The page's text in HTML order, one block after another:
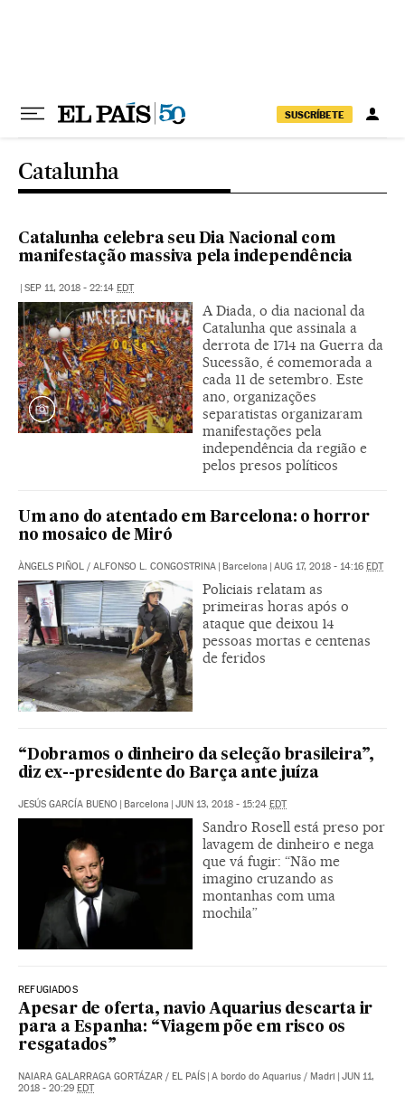
SUSCRÍBETE
Catalunha
Catalunha celebra seu Dia Nacional com
manifestação massiva pela independência
| SEP 11, 2018 - 22:14 EDT
A Diada, o dia nacional da
Catalunha que assinala a
derrota de 1714 na Guerra da
Sucessão, é comemorada a
cada 11 de setembro. Este
ano, organizações
separatistas organizaram
manifestações pela
independência da região e
pelos presos políticos
Um ano do atentado em Barcelona: o horror
no mosaico de Miró
ÀNGELS PIÑOL / ALFONSO L. CONGOSTRINA | Barcelona | AUG 17, 2018 - 14:16 EDT
Policiais relatam as
primeiras horas após o
ataque que deixou 14
pessoas mortas e centenas
de feridos
“Dobramos o dinheiro da seleção brasileira”,
diz ex--presidente do Barça ante juíza
JESÚS GARCÍA BUENO | Barcelona | JUN 13, 2018 - 15:24 EDT
Sandro Rosell está preso por
lavagem de dinheiro e nega
que vá fugir: “Não me
imagino cruzando as
montanhas com uma
mochila”
REFUGIADOS
Apesar de oferta, navio Aquarius descarta ir
para a Espanha: “Viagem põe em risco os
resgatados”
NAIARA GALARRAGA GORTÁZAR / EL PAÍS | A bordo do Aquarius / Madri | JUN 11,
2018 - 20:29 EDT